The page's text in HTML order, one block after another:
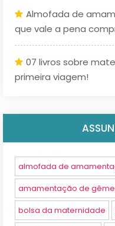
Almofada de
que vale a pena
07 livros sobre
primeira viagem!
almofada de
amamentação de
bolsa da maternidade